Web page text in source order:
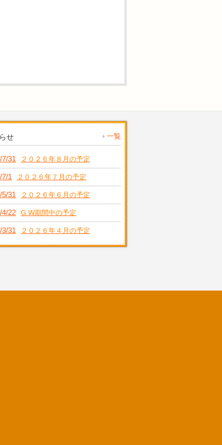
せ 一覧
7/31 ２０２６年８月の予定
7/1 ２０２６年７月の予定
5/31 ２０２６年６月の予定
4/22 G.W期間中の予定
3/31 ２０２６年４月の予定